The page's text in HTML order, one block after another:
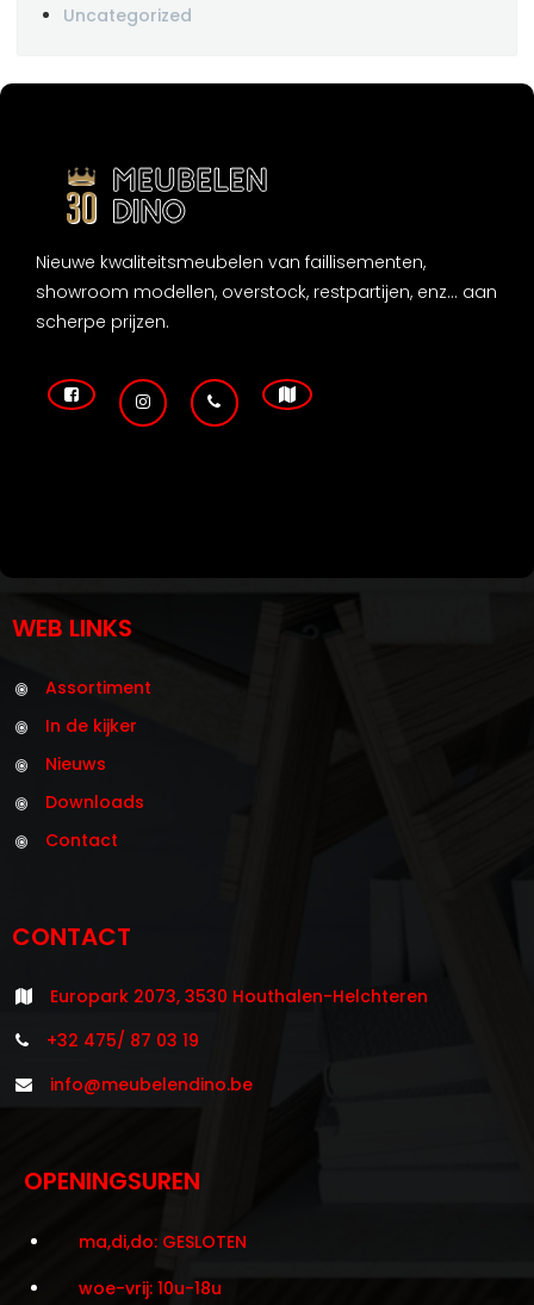
Uncategorized
Nieuwe kwaliteitsmeubelen van faillisementen,
showroom modellen, overstock, restpartijen, enz... aan
scherpe prijzen.
WEB LINKS
Assortiment
In de kijker
Nieuws
Downloads
Contact
CONTACT
Europark 2073, 3530 Houthalen-Helchteren
+32 475/ 87 03 19
info@meubelendino.be
OPENINGSUREN
ma,di,do: GESLOTEN
woe-vrij: 10u-18u